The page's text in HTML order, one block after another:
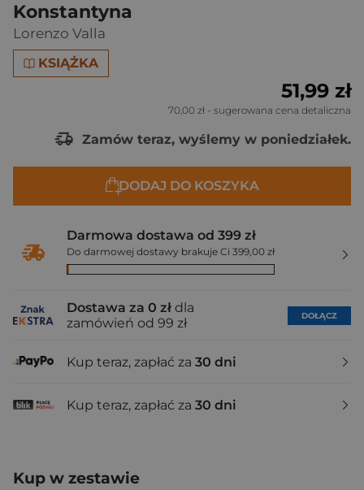
Konstantyna
Lorenzo Valla
KSIĄŻKA
51,99 zł
70,00 zł - sugerowana cena detaliczna
Zamów teraz, wyślemy w poniedziałek.
DODAJ DO KOSZYKA
Darmowa dostawa od 399 zł
Do darmowej dostawy brakuje Ci 399,00 zł
Dostawa za 0 zł dla
zamówień od 99 zł
DOŁĄCZ
Kup teraz, zapłać za 30 dni
Kup teraz, zapłać za 30 dni
Kup w zestawie